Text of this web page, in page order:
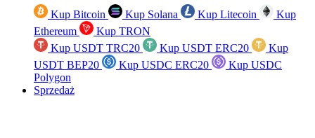
Kup Bitcoin Kup Solana Kup Litecoin
Kup
Ethereum
Kup TRON
Kup USDT TRC20
Kup USDT ERC20
Kup
USDT BEP20
Kup USDC ERC20
Kup USDC
Polygon
Sprzedaż